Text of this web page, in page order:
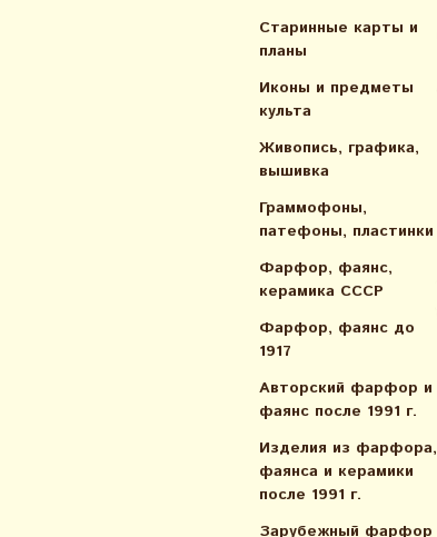
Старинные карты и
планы
Иконы и предметы
культа
Живопись, графика,
вышивка
Граммофоны,
патефоны, пластинки
Фарфор, фаянс,
керамика СССР
Фарфор, фаянс до
1917
Авторский фарфор и
фаянс после 1991 г.
Изделия из фарфора,
фаянса и керамики
после 1991 г.
Зарубежный фарфор